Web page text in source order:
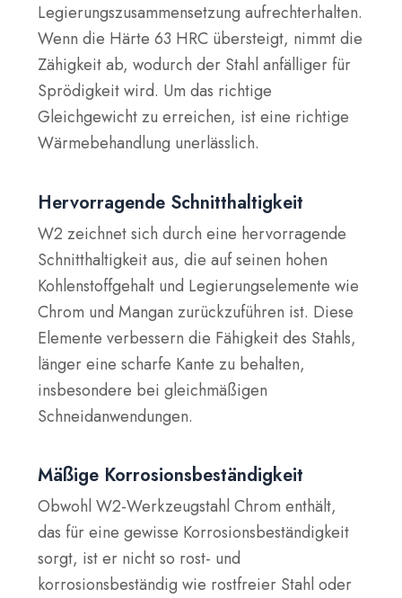
Legierungszusammensetzung aufrechterhalten.
Wenn die Härte 63 HRC übersteigt, nimmt die
Zähigkeit ab, wodurch der Stahl anfälliger für
Sprödigkeit wird. Um das richtige
Gleichgewicht zu erreichen, ist eine richtige
Wärmebehandlung unerlässlich.
Hervorragende Schnitthaltigkeit
W2 zeichnet sich durch eine hervorragende
Schnitthaltigkeit aus, die auf seinen hohen
Kohlenstoffgehalt und Legierungselemente wie
Chrom und Mangan zurückzuführen ist. Diese
Elemente verbessern die Fähigkeit des Stahls,
länger eine scharfe Kante zu behalten,
insbesondere bei gleichmäßigen
Schneidanwendungen.
Mäßige Korrosionsbeständigkeit
Obwohl W2-Werkzeugstahl Chrom enthält,
das für eine gewisse Korrosionsbeständigkeit
sorgt, ist er nicht so rost- und
korrosionsbeständig wie rostfreier Stahl oder